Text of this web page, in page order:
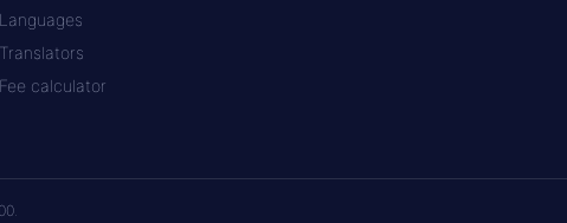
Languages
Translators
Fee calculator